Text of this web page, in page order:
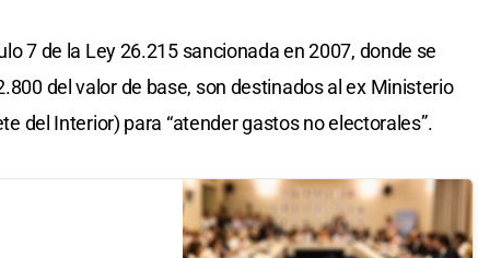
7 de la Ley 26.215 sancionada en 2007, donde se
del valor de base, son destinados al ex Ministerio
del Interior) para “atender gastos no electorales”.